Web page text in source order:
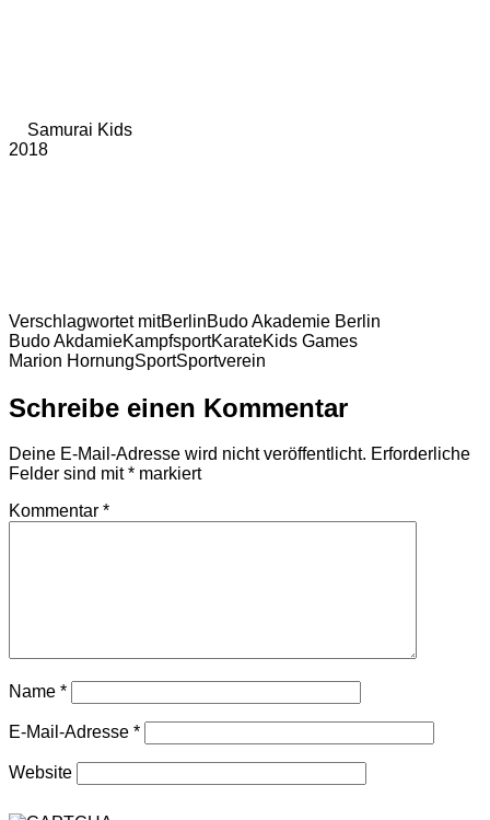
Samurai Kids
2018
Verschlagwortet mitBerlinBudo Akademie Berlin
Budo AkdamieKampfsportKarateKids Games
Marion HornungSportSportverein
Schreibe einen Kommentar
Deine E-Mail-Adresse wird nicht veröffentlicht. Erforderliche
Felder sind mit* markiert
Kommentar *
Name *
E-Mail-Adresse *
Website